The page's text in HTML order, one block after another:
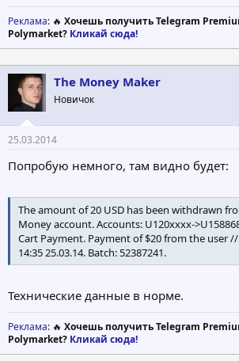
Реклама: 🔥 Хочешь получить Telegram
Polymarket? Кликай сюда!
The Money Maker
Новичок
25.03.2014
Попробую немного, там видно будет:
The amount of 20 USD has been withdrawn
Money account. Accounts: U120хххх-
Cart Payment. Payment of $20 from the user
14:35 25.03.14. Batch: 52387241.
Технические данные в норме.
Реклама: 🔥 Хочешь получить Telegram
Polymarket? Кликай сюда!